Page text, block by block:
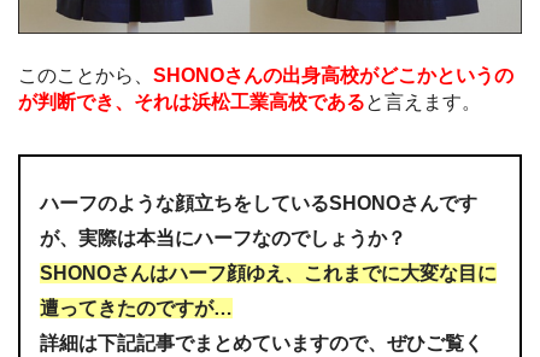
このことから、 SHONOさんの出身高校がどこかというの
が判断でき、それは浜松工業高校であると言えます。
ハーフのような顔立ちをしているSHONOさんです
が、実際は本当にハーフなのでしょうか？
SHONOさんはハーフ顔ゆえ、これまでに大変な目に
遭ってきたのですが…
詳細は下記記事でまとめていますので、ぜひご覧く